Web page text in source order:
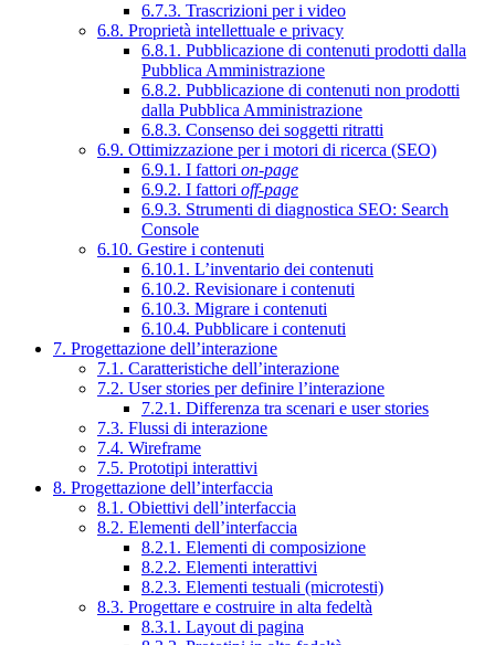
6.7.3. Trascrizioni per i video
6.8. Proprietà intellettuale e privacy
6.8.1. Pubblicazione di contenuti prodotti dalla
Pubblica Amministrazione
6.8.2. Pubblicazione di contenuti non prodotti
dalla Pubblica Amministrazione
6.8.3. Consenso dei soggetti ritratti
6.9. Ottimizzazione per i motori di ricerca (SEO)
6.9.1. I fattori on-page
6.9.2. I fattori off-page
6.9.3. Strumenti di diagnostica SEO: Search
Console
6.10. Gestire i contenuti
6.10.1. L’inventario dei contenuti
6.10.2. Revisionare i contenuti
6.10.3. Migrare i contenuti
6.10.4. Pubblicare i contenuti
7. Progettazione dell’interazione
7.1. Caratteristiche dell’interazione
7.2. User stories per definire l’interazione
7.2.1. Differenza tra scenari e user stories
7.3. Flussi di interazione
7.4. Wireframe
7.5. Prototipi interattivi
8. Progettazione dell’interfaccia
8.1. Obiettivi dell’interfaccia
8.2. Elementi dell’interfaccia
8.2.1. Elementi di composizione
8.2.2. Elementi interattivi
8.2.3. Elementi testuali (microtesti)
8.3. Progettare e costruire in alta fedeltà
8.3.1. Layout di pagina